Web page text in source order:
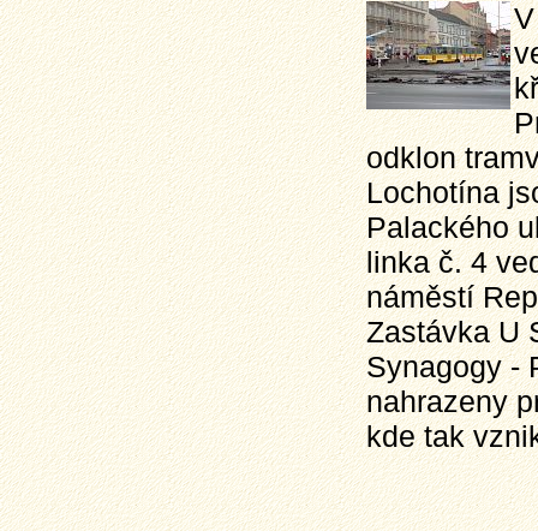
odklon
Lochotína
Palackého
linka č. 4
náměstí
Zastávka U
Synagogy -
nahrazeny
kde tak